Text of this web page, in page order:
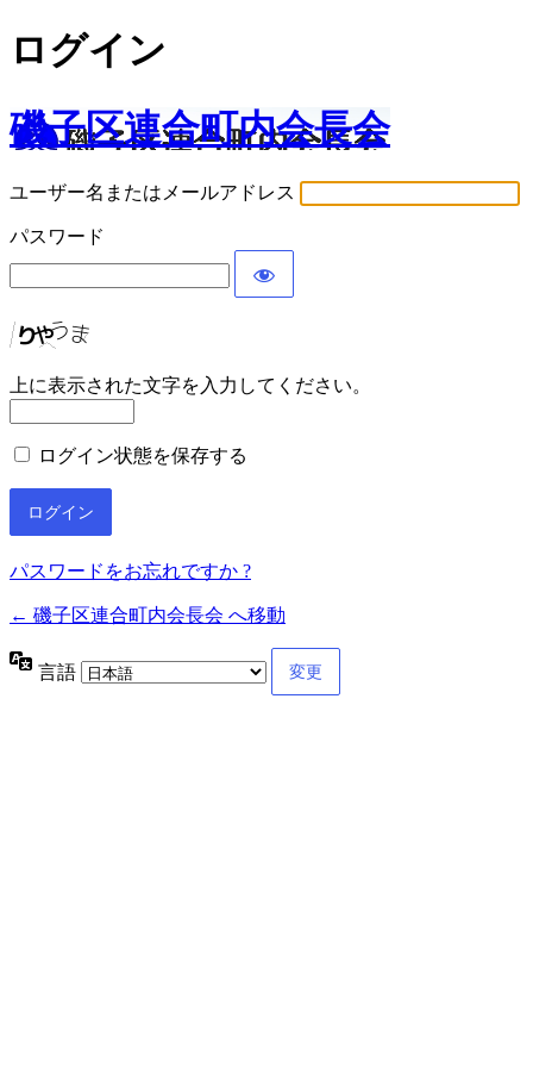
ログイン
磯子区連合町内会長会
ユーザー名またはメールアドレス
パスワード
上に表示された文字を入力してください。
ログイン状態を保存する
パスワードをお忘れですか ?
← 磯子区連合町内会長会 へ移動
言語